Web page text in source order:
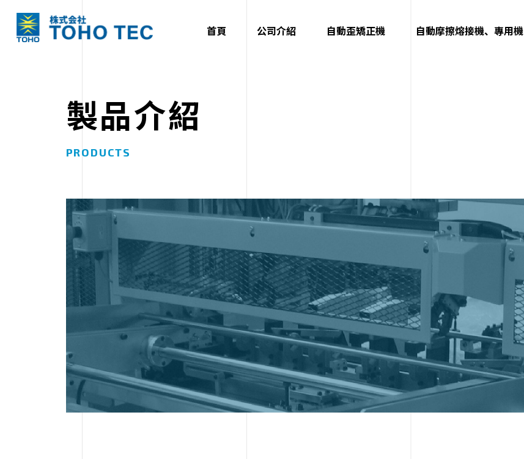
首頁 公司介紹 自動歪矯正機 自動摩擦熔接機、專用機
製品介紹
PRODUCTS